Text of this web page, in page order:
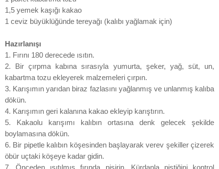
1,5 yemek kaşığı kakao
1 ceviz büyüklüğünde tereyağı (kalıbı yağlamak için)
Hazırlanışı
1. Fırını 180 derecede ısıtın.
2. Bir çırpma kabına sırasıyla yumurta, şeker, yağ, süt, un,
kabartma tozu ekleyerek malzemeleri çırpın.
3. Karışımın yarıdan biraz fazlasını yağlanmış ve unlanmış kalıba
dökün.
4. Karışımın geri kalanına kakao ekleyip karıştırın.
5. Kakaolu karışımı kalıbın ortasına denk gelecek şekilde
boylamasına dökün.
6. Bir pipetle kalıbın köşesinden başlayarak verev şekiller çizerek
öbür uçtaki köşeye kadar gidin.
7. Önceden ısıtılmış fırında pişirin. Kürdanla piştiğini kontrol